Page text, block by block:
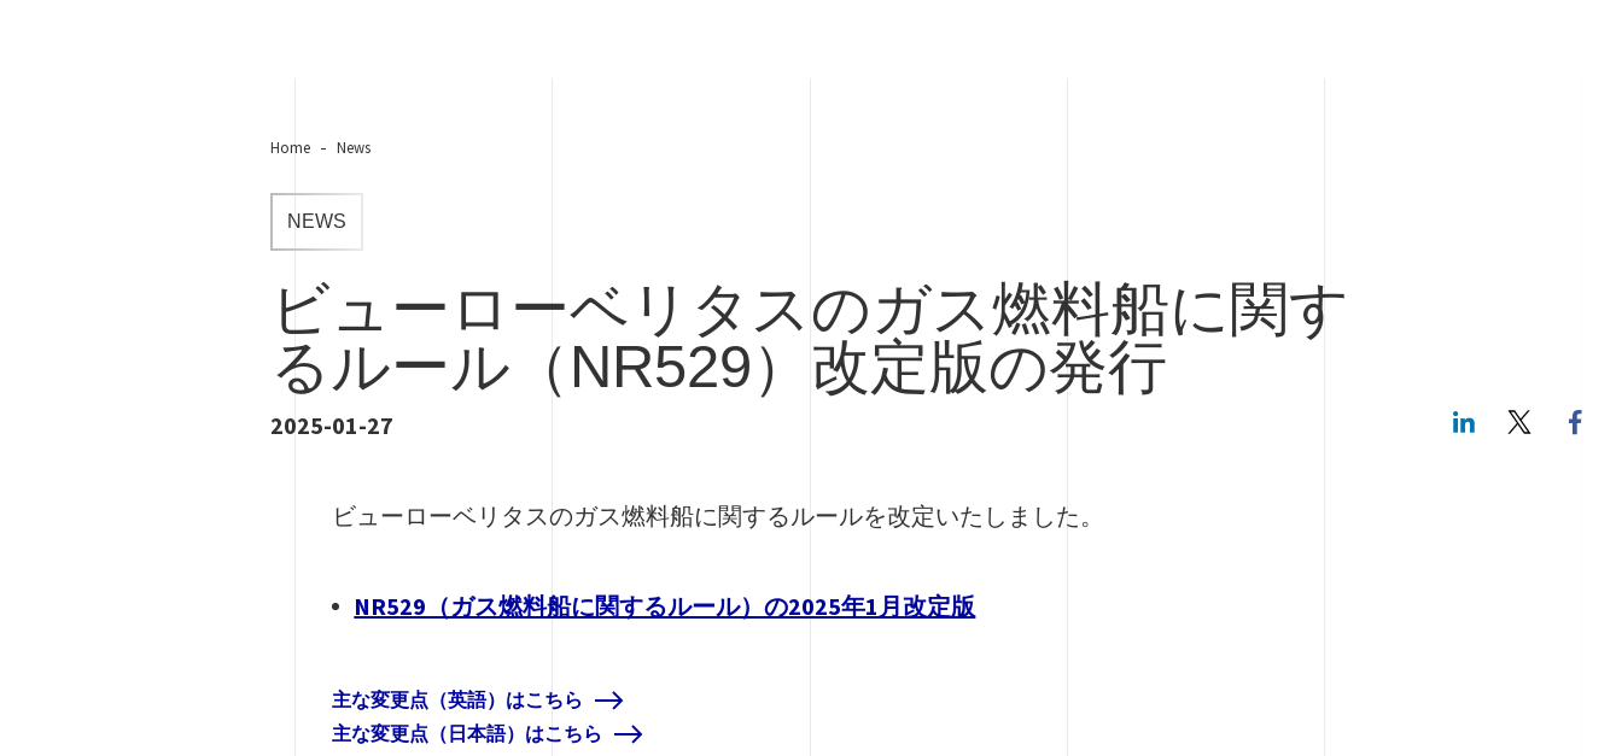
Home News
NEWS
ビューローベリタスのガス燃料船に関す
るルール（NR529）改定版の発行
2025-01-27 LinkedIn
ビューローベリタスのガス燃料船に関するルールを改定いたしました。
NR529（ガス燃料船に関するルール）の2025年1月改定版
主な変更点（英語）はこちら
主な変更点（日本語）はこちら